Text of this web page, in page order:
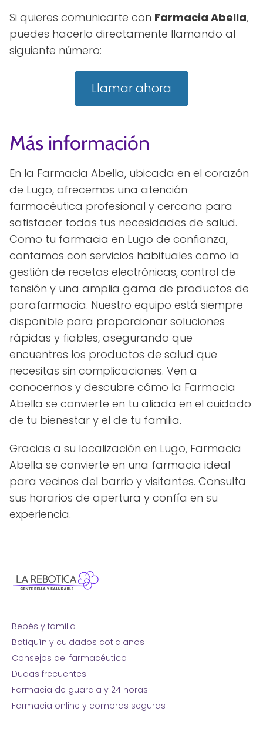
Si quieres comunicarte con Farmacia Abella,
puedes hacerlo directamente llamando al
siguiente número:
Llamar ahora
Más información
En la Farmacia Abella, ubicada en el corazón
de Lugo, ofrecemos una atención
farmacéutica profesional y cercana para
satisfacer todas tus necesidades de salud.
Como tu farmacia en Lugo de confianza,
contamos con servicios habituales como la
gestión de recetas electrónicas, control de
tensión y una amplia gama de productos de
parafarmacia. Nuestro equipo está siempre
disponible para proporcionar soluciones
rápidas y fiables, asegurando que
encuentres los productos de salud que
necesitas sin complicaciones. Ven a
conocernos y descubre cómo la Farmacia
Abella se convierte en tu aliada en el cuidado
de tu bienestar y el de tu familia.
Gracias a su localización en Lugo, Farmacia
Abella se convierte en una farmacia ideal
para vecinos del barrio y visitantes. Consulta
sus horarios de apertura y confía en su
experiencia.
Bebés y familia
Botiquín y cuidados cotidianos
Consejos del farmacéutico
Dudas frecuentes
Farmacia de guardia y 24 horas
Farmacia online y compras seguras